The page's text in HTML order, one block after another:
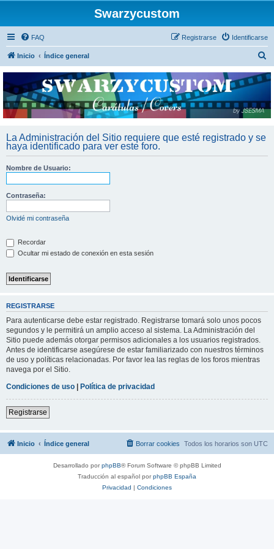
Swarzycustom
FAQ Identificarse
Registrarse
Inicio Índice general
c
La Administración del Sitio requiere que esté registrado y se
haya identificado para ver este foro.
Nombre de Usuario:
Contraseña:
Olvidé mi contraseña
Recordar
Ocultar mi estado de conexión en esta sesión
REGISTRARSE
Para autenticarse debe estar registrado. Registrarse tomará solo unos pocos
segundos y le permitirá un amplio acceso al sistema. La Administración del
Sitio puede además otorgar permisos adicionales a los usuarios registrados.
Antes de identificarse asegúrese de estar familiarizado con nuestros términos
de uso y políticas relacionadas. Por favor lea las reglas de los foros mientras
navega por el Sitio.
Condiciones de uso | Política de privacidad
Registrarse
Inicio Índice general Todos los horarios son UTC
Borrar cookies
Desarrollado porphpBB® Forum Software © phpBB Limited
Traducción al español porphpBB España
Privacidad | Condiciones